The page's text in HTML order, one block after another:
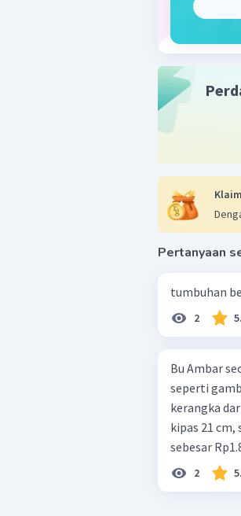
Pertanyaan
tumbuhan
2
Bu Ambar
seperti
kerangka
kipas 21 cm,
sebesar
Rp350,00/
total
2